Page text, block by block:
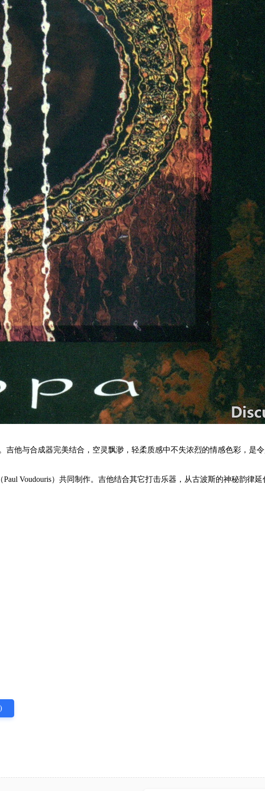
他与合成器完美结合，空灵飘渺，轻柔质感中不失浓烈的情感色彩，是
Voudouris）共同制作。吉他结合其它打击乐器，从古波斯的神秘韵律延